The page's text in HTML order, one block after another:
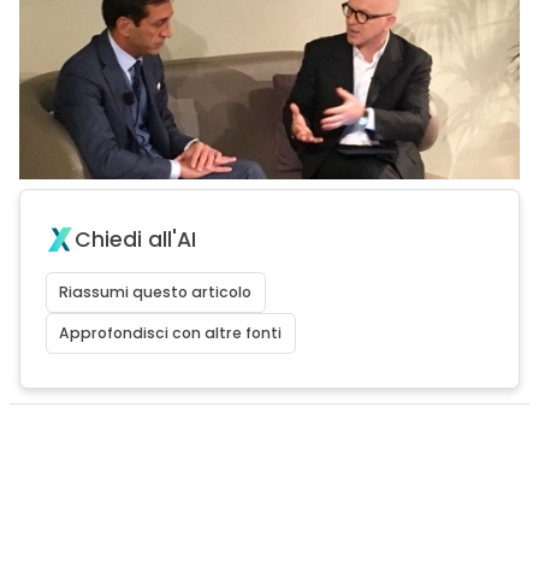
Chiedi all'AI
Riassumi questo articolo
Approfondisci con altre fonti